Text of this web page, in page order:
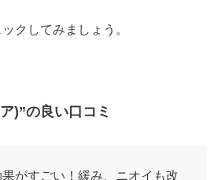
クしてみましょう。
)”の良い口コミ
がすごい！緩み、ニオイも改